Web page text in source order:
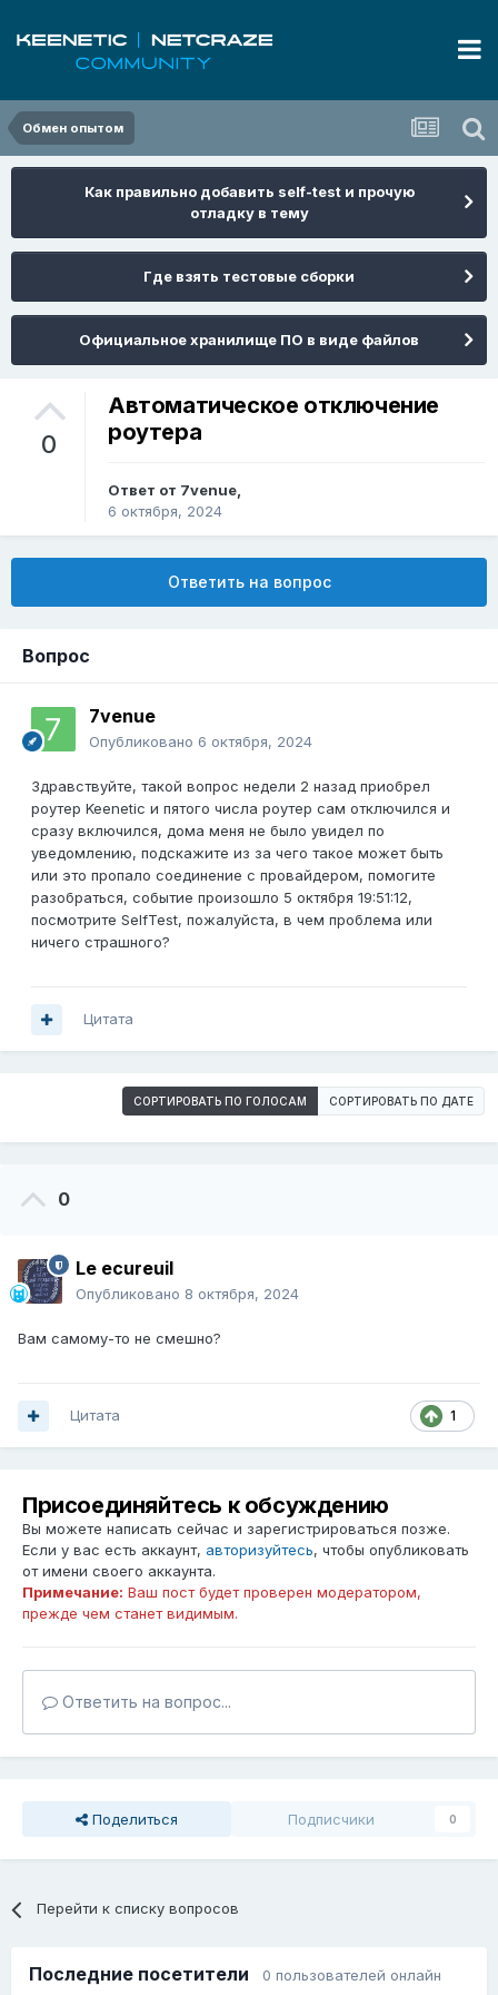
Обмен опытом
Как правильно добавить self-test и прочую
отладку в тему
Где взять тестовые сборки
Официальное хранилище ПО в виде файлов
0
Автоматическое отключение
роутера
Ответ от 7venue,
6 октября, 2024
Ответить на вопрос
Вопрос
7venue
Опубликовано 6 октября, 2024
Здравствуйте, такой вопрос недели 2 назад приобрел
роутер Keenetic и пятого числа роутер сам отключился и
сразу включился, дома меня не было увидел по
уведомлению, подскажите из за чего такое может быть
или это пропало соединение с провайдером, помогите
разобраться, событие произошло 5 октября 19:51:12,
посмотрите SelfTest, пожалуйста, в чем проблема или
ничего страшного?
Цитата
СОРТИРОВАТЬ ПО ГОЛОСАМ СОРТИРОВАТЬ ПО ДАТЕ
0
Le ecureuil
Опубликовано 8 октября, 2024
Вам самому-то не смешно?
1
Цитата
Присоединяйтесь к обсуждению
Вы можете написать сейчас и зарегистрироваться позже.
Если у вас есть аккаунт, авторизуйтесь, чтобы опубликовать
от имени своего аккаунта.
Примечание: Ваш пост будет проверен модератором,
прежде чем станет видимым.
Ответить на вопрос...
Поделиться Подписчики 0
Перейти к списку вопросов
Последние посетители 0 пользователей онлайн